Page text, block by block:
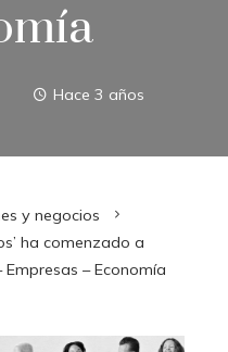
Hace 3 años
y negocios
ha comenzado a
– Economía